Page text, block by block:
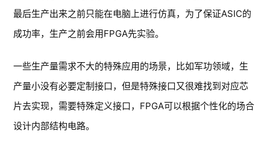
最后生产出来之前只能在电脑上进行仿真，为了保证ASIC的
成功率，生产之前会用FPGA先实验。
一些生产量需求不大的特殊应用的场景，比如军功领域，生
产量小没有必要定制接口，但是特殊接口又很难找到对应芯
片去实现，需要特殊定义接口，FPGA可以根据个性化的场合
设计内部结构电路。